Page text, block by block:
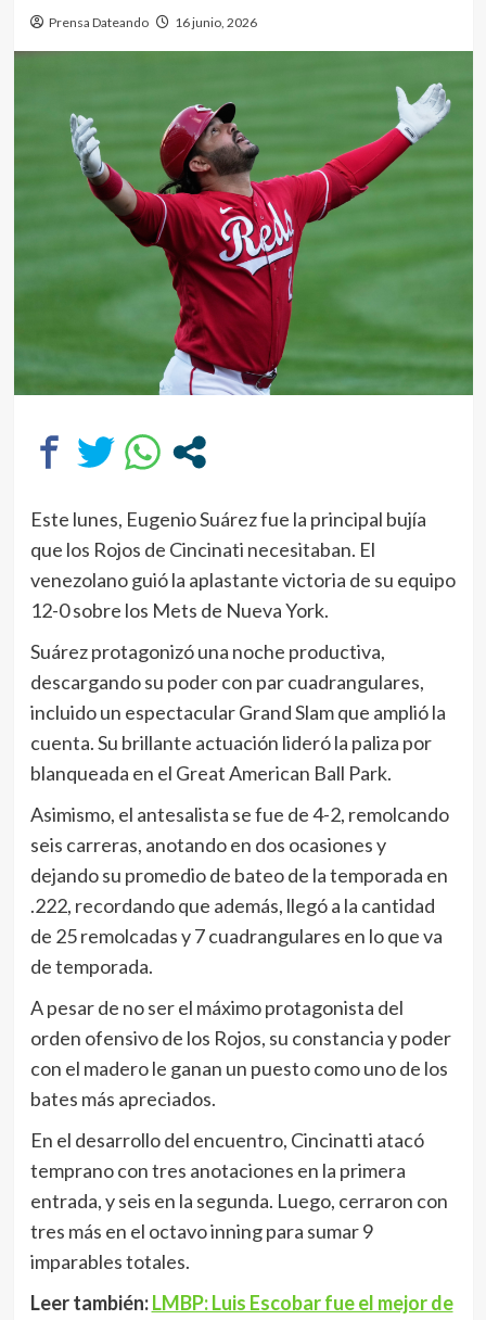
Prensa Dateando 16 junio, 2026
Este lunes, Eugenio Suárez fue la principal bujía
que los Rojos de Cincinati necesitaban. El
venezolano guió la aplastante victoria de su equipo
12-0 sobre los Mets de Nueva York.
Suárez protagonizó una noche productiva,
descargando su poder con par cuadrangulares,
incluido un espectacular Grand Slam que amplió la
cuenta. Su brillante actuación lideró la paliza por
blanqueada en el Great American Ball Park.
Asimismo, el antesalista se fue de 4-2, remolcando
seis carreras, anotando en dos ocasiones y
dejando su promedio de bateo de la temporada en
.222, recordando que además, llegó a la cantidad
de 25 remolcadas y 7 cuadrangulares en lo que va
de temporada.
A pesar de no ser el máximo protagonista del
orden ofensivo de los Rojos, su constancia y poder
con el madero le ganan un puesto como uno de los
bates más apreciados.
En el desarrollo del encuentro, Cincinatti atacó
temprano con tres anotaciones en la primera
entrada, y seis en la segunda. Luego, cerraron con
tres más en el octavo inning para sumar 9
imparables totales.
Leer también:LMBP: Luis Escobar fue el mejor de